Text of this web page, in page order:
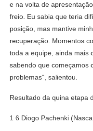
e na volta de
freio. Eu sabia que teria
posição, mas mantive
recuperação. Momentos
toda a equipe, ainda mais
sabendo que começamos
problemas”, salientou.
Resultado da quina etapa
1 6 Diogo Pachenki